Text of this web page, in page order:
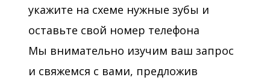
укажите на схеме нужные зубы и
оставьте свой номер телефона
Мы внимательно изучим ваш запрос
и свяжемся с вами, предложив